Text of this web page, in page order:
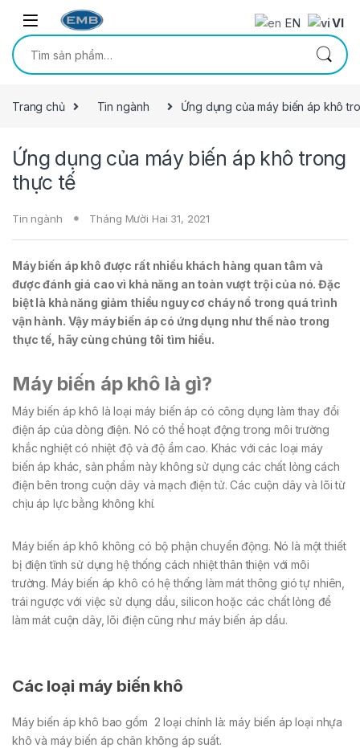
Skip to navigation
Skip to content
Tìm kiếm:
Trang chủ Tin ngành Ứng dụng của máy biến áp khô
Ứng dụng của máy biến áp khô trong
thực tế
Tin ngành Tháng Mười Hai 31, 2021
Máy biến áp khô được rất nhiều khách hàng quan tâm và
được đánh giá cao vì khả năng an toàn vượt trội của nó. Đặc
biệt là khả năng giảm thiểu nguy cơ cháy nổ trong quá trình
vận hành. Vậy máy biến áp có ứng dụng như thế nào trong
thực tế, hãy cùng chúng tôi tìm hiểu.
Máy biến áp khô là gì?
Máy biến áp khô là loại máy biến áp có công dụng làm thay đổi
điện áp của dòng điện. Nó có thể hoạt động trong môi trường
khắc nghiệt có nhiệt độ và độ ẩm cao. Khác với các loại máy
biến áp khác, sản phẩm này không sử dụng các chất lỏng cách
điện bên trong cuộn dây và mạch điện tử. Các cuộn dây và lõi từ
chịu áp lực bằng không khí.
Máy biến áp khô không có bộ phận chuyển động. Nó là một thiết
bị điện tĩnh sử dụng hệ thống cách nhiệt thân thiện với môi
trường. Máy biến áp khô có hệ thống làm mát thông gió tự nhiên,
trái ngược với việc sử dụng dầu, silicon hoặc các chất lỏng để
làm mát cuộn dây, lõi điện cũng như máy biến áp dầu.
Các loại máy biến khô
Máy biến áp khô bao gồm 2 loại chính là: máy biến áp loại nhựa
khô và máy biến áp chân không áp suất.
EN VI